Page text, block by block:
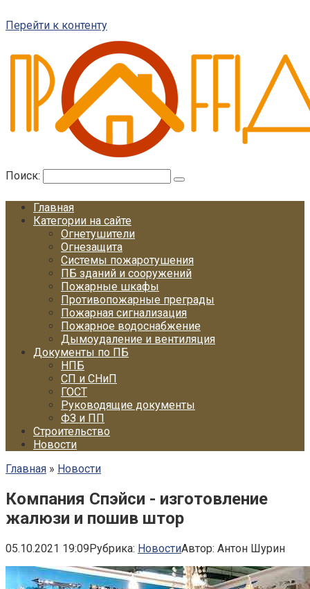
Перейти к контенту
Поиск:
Главная
Категории на сайте
Огнетушители
Огнезащита
Системы пожаротушения
ПБ зданий и сооружений
Пожарные шкафы
Противопожарные преграды
Пожарная сигнализация
Пожарное водоснабжение
Дымоудаление и вентиляция
Документы по ПБ
НПБ
СП и СНиП
ГОСТ
Руководящие документы
ФЗ и ПП
Строительство
Новости
Главная » Новости
Компания Спэйси - изготовление
жалюзи и пошив штор
05.10.2021 19:09Рубрика: НовостиАвтор: Антон Шурин